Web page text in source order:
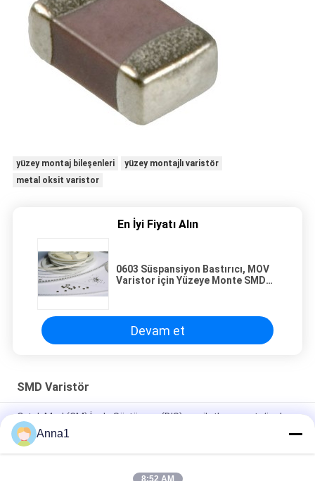
yüzey montaj bileşenleri
yüzey montajlı varistör
metal oksit varistor
En İyi Fiyatı Alın
0603 Süspansiyon Bastırıcı, MOV
Varistor için Yüzeye Monte SMD
Devam et
SMD Varistör
Ortak Mod (CM) İzole Sürtünme (BIS) yarı iletken aygıtı /izole
olmayan LED sürücüleri / sürtünme devresini
0.1W 0.25W 0.4W SMD Varistör, SMT Metal Oksit Varistör
Anna1
8:52 AM